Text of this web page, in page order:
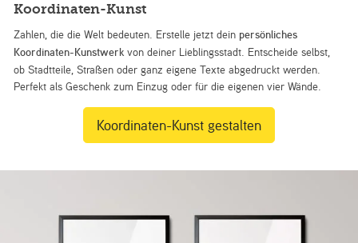
Koordinaten-Kunst
Zahlen, die die Welt bedeuten. Erstelle jetzt dein persönliches
Koordinaten-Kunstwerk von deiner Lieblingsstadt. Entscheide selbst,
ob Stadtteile, Straßen oder ganz eigene Texte abgedruckt werden.
Perfekt als Geschenk zum Einzug oder für die eigenen vier Wände.
Koordinaten-Kunst gestalten